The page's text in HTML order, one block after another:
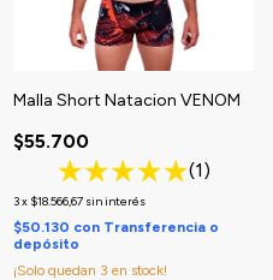
Malla Short Natacion VENOM
$55.700
(1)
3x $18.566,67 sin interés
$50.130 con Transferencia o
depósito
¡Solo quedan 3 en stock!